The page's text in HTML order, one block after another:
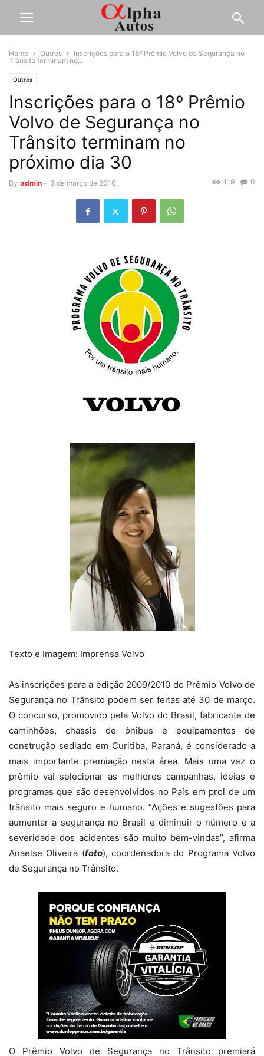
Home Outros
Inscrições para o 18º Prêmio Volvo de Segurança no
Trânsito terminam no...
Outros
Inscrições para o 18º Prêmio
Volvo de Segurança no
Trânsito terminam no
próximo dia 30
By admin - 3 de março de 2010 0
119
Texto e Imagem: Imprensa Volvo
As inscrições para a edição 2009/2010 do Prêmio Volvo de
Segurança no Trânsito podem ser feitas até 30 de março.
O concurso, promovido pela Volvo do Brasil, fabricante de
caminhões, chassis de ônibus e equipamentos de
construção sediado em Curitiba, Paraná, é considerado a
mais importante premiação nesta área. Mais uma vez o
prêmio vai selecionar as melhores campanhas, ideias e
programas que são desenvolvidos no País em prol de um
trânsito mais seguro e humano. “Ações e sugestões para
aumentar a segurança no Brasil e diminuir o número e a
severidade dos acidentes são muito bem-vindas”, afirma
Anaelse Oliveira (foto), coordenadora do Programa Volvo
de Segurança no Trânsito.
O Prêmio Volvo de Segurança no Trânsito premiará